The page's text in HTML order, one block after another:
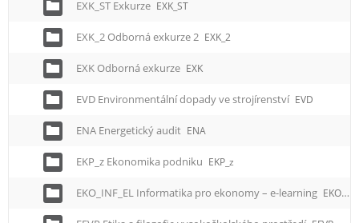
EXK_ST Exkurze EXK_ST
EXK_2 Odborná exkurze 2 EXK_2
EXK Odborná exkurze EXK
EVD Environmentální dopady ve strojírenství EVD
ENA Energetický audit ENA
EKP_z Ekonomika podniku EKP_z
EKO_INF_EL Informatika pro ekonomy – e-learning EKO_INF_EL